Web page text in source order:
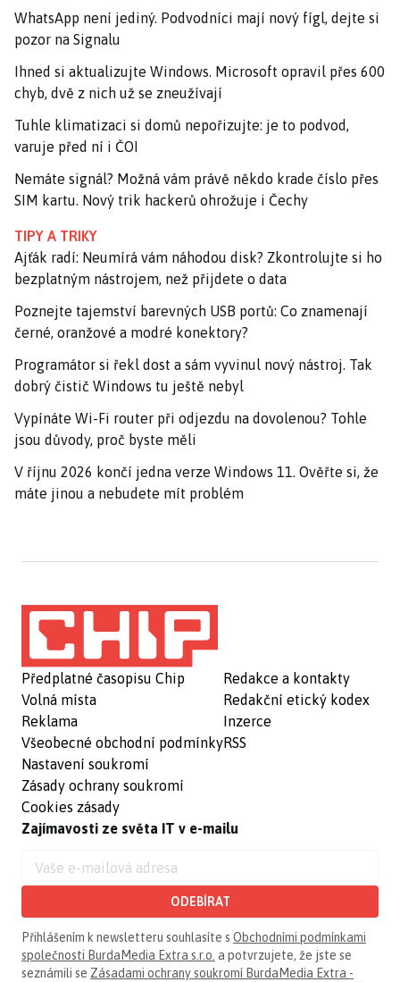
WhatsApp není jediný. Podvodníci mají nový fígl, dejte si
pozor na Signalu
Ihned si aktualizujte Windows. Microsoft opravil přes 600
chyb, dvě z nich už se zneužívají
Tuhle klimatizaci si domů nepořizujte: je to podvod,
varuje před ní i ČOI
Nemáte signál? Možná vám právě někdo krade číslo přes
SIM kartu. Nový trik hackerů ohrožuje i Čechy
TIPY A TRIKY
Ajťák radí: Neumírá vám náhodou disk? Zkontrolujte si ho
bezplatným nástrojem, než přijdete o data
Poznejte tajemství barevných USB portů: Co znamenají
černé, oranžové a modré konektory?
Programátor si řekl dost a sám vyvinul nový nástroj. Tak
dobrý čistič Windows tu ještě nebyl
Vypínáte Wi-Fi router při odjezdu na dovolenou? Tohle
jsou důvody, proč byste měli
V říjnu 2026 končí jedna verze Windows 11. Ověřte si, že
máte jinou a nebudete mít problém
Předplatné časopisu Chip
Volná místa
Reklama
Všeobecné obchodní podmínky
Nastavení soukromí
Zásady ochrany soukromí
Cookies zásady
Redakce a kontakty
Redakční etický kodex
Inzerce
RSS
Zajímavosti ze světa IT v e-mailu
ODEBÍRAT
Přihlášením k newsletteru souhlasíte s Obchodními podmínkami
společnosti BurdaMedia Extra s.r.o. a potvrzujete, že jste se
seznámili se Zásadami ochrany soukromí BurdaMedia Extra -